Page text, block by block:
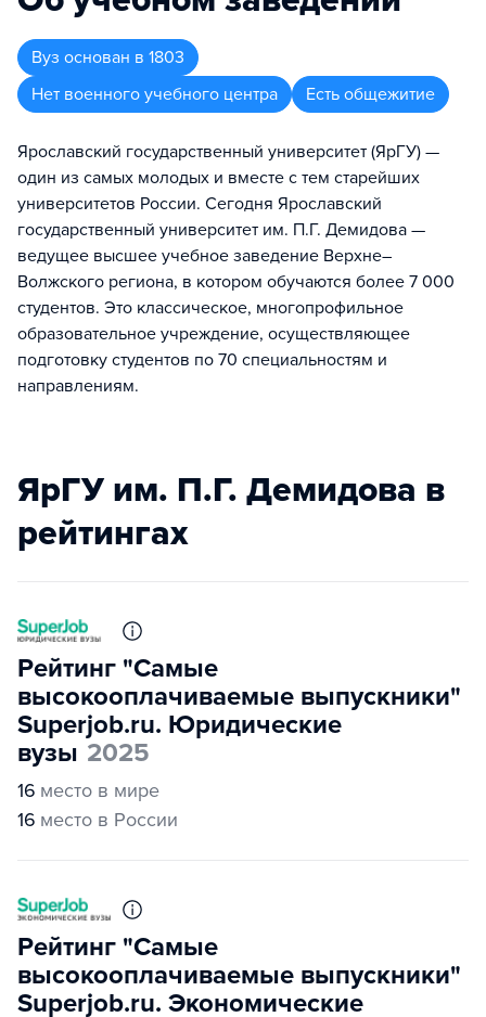
Вуз основан в 1803
Нет военного учебного центра
Есть общежитие
Ярославский государственный университет (ЯрГУ) —
один из самых молодых и вместе с тем старейших
университетов России. Сегодня Ярославский
государственный университет им. П.Г. Демидова —
ведущее высшее учебное заведение Верхне–
Волжского региона, в котором обучаются более 7 000
студентов. Это классическое, многопрофильное
образовательное учреждение, осуществляющее
подготовку студентов по 70 специальностям и
направлениям.
ЯрГУ им. П.Г. Демидова в
рейтингах
Рейтинг "Самые
высокооплачиваемые выпускники"
Superjob.ru. Юридические
вузы 2025
16 место в мире
16 место в России
Рейтинг "Самые
высокооплачиваемые выпускники"
Superjob.ru. Экономические